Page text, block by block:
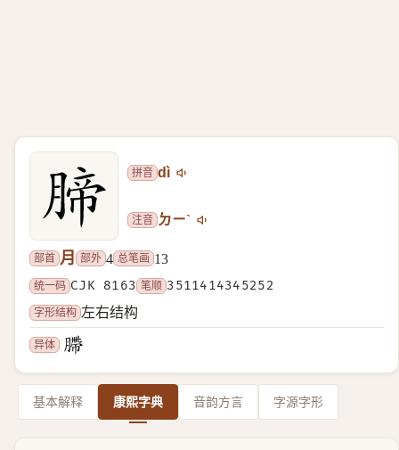
拼音 dì
注音 ㄉㄧˋ
部首 月 部外 4 总笔画 13
统一码 CJK 8163 笔顺 3511414345252
字形结构 左右结构
异体
基本解释 康熙字典 音韵方言 字源字形